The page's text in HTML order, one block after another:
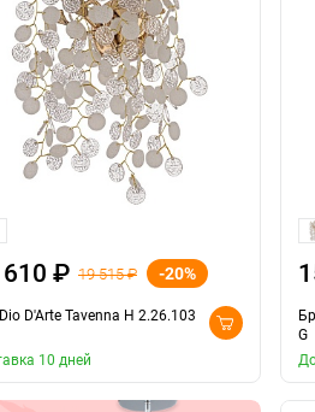
₽ 19 515 ₽ -20%
D'Arte Tavenna H 2.26.103
10 дней
G